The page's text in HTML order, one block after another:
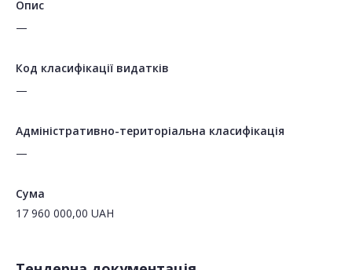
Опис
—
Код класифікації видатків
—
Адміністративно-територіальна класифікація
—
Сума
17 960 000,00 UAH